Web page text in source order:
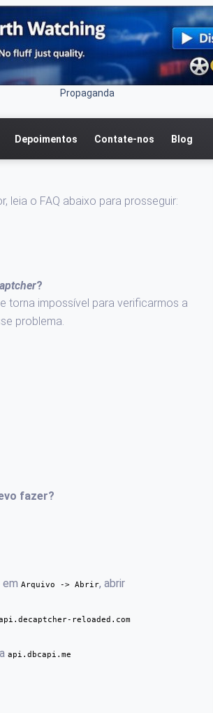
Propaganda
Depoimentos Contate-nos Blog
leia o FAQ abaixo para prosseguir:
?
torna impossível para verificarmos a
problema.
fazer?
Arquivo -> Abrir, abrir
reloaded.com
api.dbcapi.me